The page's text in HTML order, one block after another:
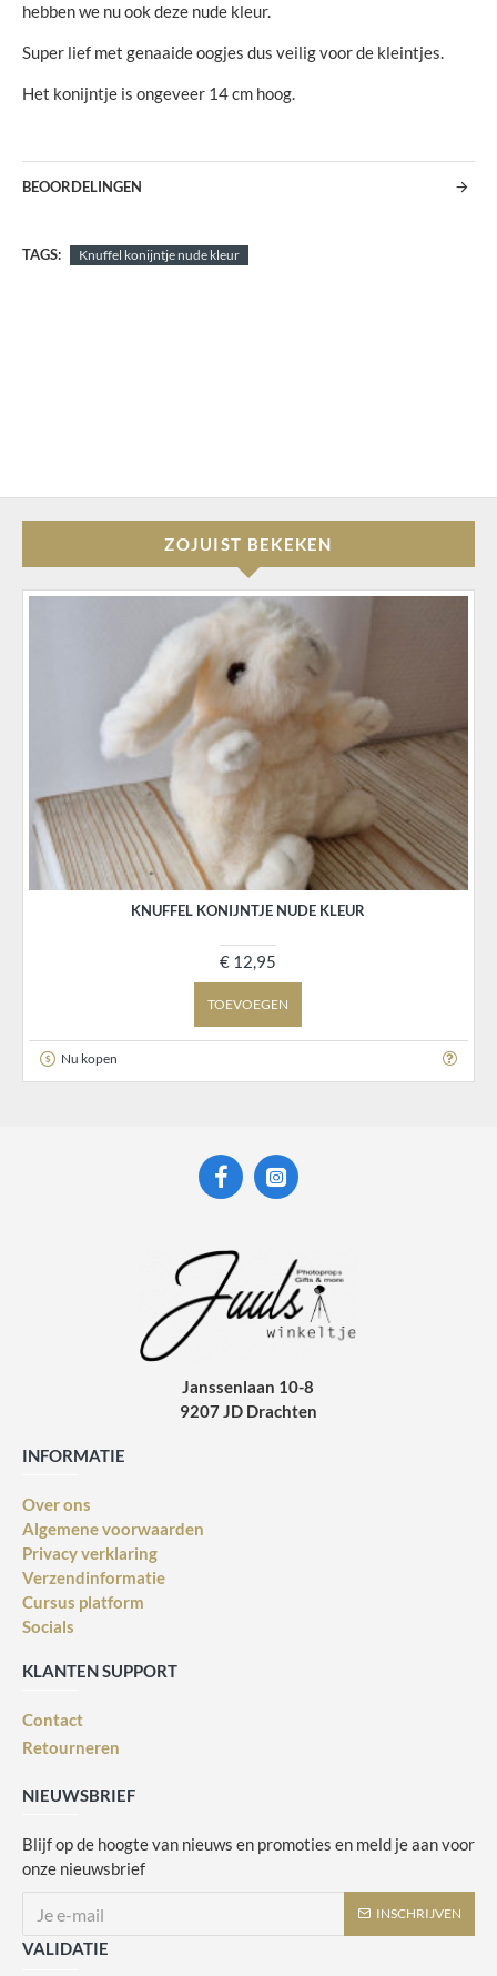
hebben we nu ook deze nude kleur.
Super lief met genaaide oogjes dus veilig voor de kleintjes.
Het konijntje is ongeveer 14 cm hoog.
BEOORDELINGEN
TAGS: Knuffel konijntje nude kleur
ZOJUIST BEKEKEN
KNUFFEL KONIJNTJE NUDE KLEUR
€ 12,95
TOEVOEGEN
Nu kopen
Janssenlaan 10-8
9207 JD Drachten
INFORMATIE
Over ons
Algemene voorwaarden
Privacy verklaring
Verzendinformatie
Cursus platform
Socials
KLANTEN SUPPORT
Contact
Retourneren
NIEUWSBRIEF
Blijf op de hoogte van nieuws en promoties en meld je aan voor
onze nieuwsbrief
INSCHRIJVEN
VALIDATIE